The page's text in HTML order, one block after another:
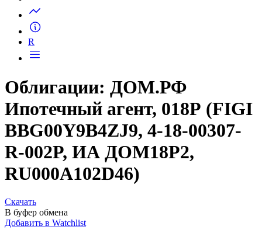
Облигации: ДОМ.РФ
Ипотечный агент, 018Р (FIGI
BBG00Y9B4ZJ9, 4-18-00307-
RU000A102D46)